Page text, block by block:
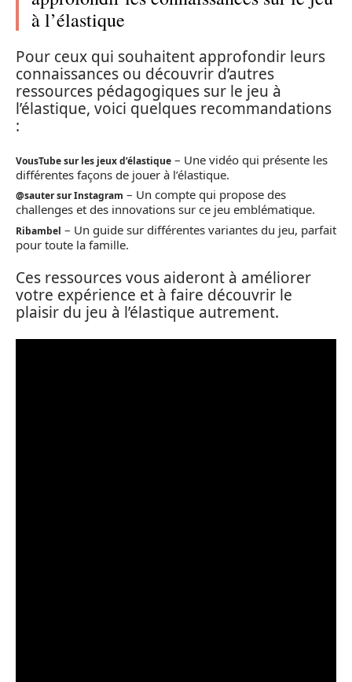
à l’élastique
Pour ceux qui souhaitent approfondir leurs
connaissances ou découvrir d’autres
ressources pédagogiques sur le jeu à
l’élastique, voici quelques recommandations
:
VousTube sur les jeux d’élastique – Une vidéo qui présente les
différentes façons de jouer à l’élastique.
@sauter sur Instagram – Un compte qui propose des
challenges et des innovations sur ce jeu emblématique.
Ribambel – Un guide sur différentes variantes du jeu, parfait
pour toute la famille.
Ces ressources vous aideront à améliorer
votre expérience et à faire découvrir le
plaisir du jeu à l’élastique autrement.